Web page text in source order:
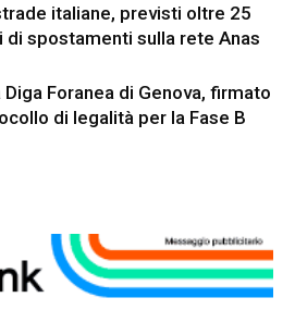
italiane, previsti oltre 25
di spostamenti sulla rete Anas
Diga Foranea di Genova, firmato
di legalità per la Fase B